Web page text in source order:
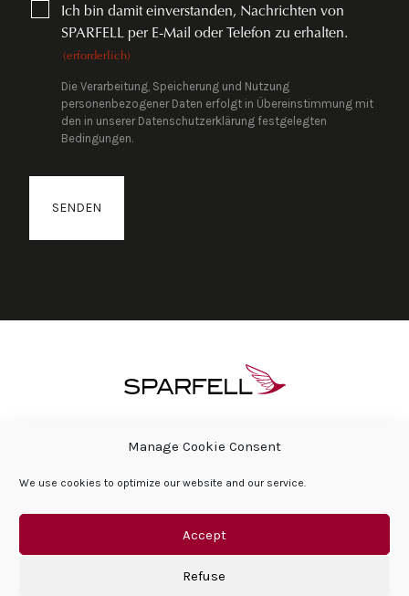
Manage Cookie Consent
We use cookies to optimize our website and our service.
Accept
Refuse
CONSENT
(ERFORDERLICH)
Ich bin damit einverstanden, Nachrichten von
SPARFELL per E-Mail oder Telefon zu erhalten.
(erforderlich)
Die Verarbeitung, Speicherung und Nutzung
personenbezogener Daten erfolgt in Übereinstimmung mit
den in unserer Datenschutzerklärung festgelegten
Bedingungen.
ÜBER SPARFELL
HÄUFIG GESTELLTE FRAGEN
SOZIALE VERANTWORTUNG DES UNTERNEHMENS
DATENSCHUTZERKLÄRUNG